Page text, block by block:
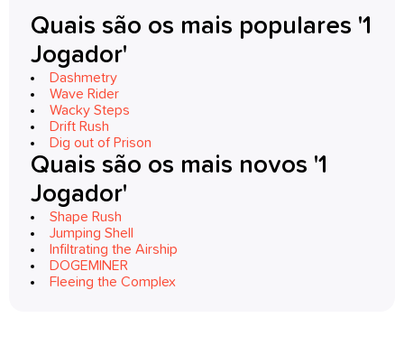
Quais são os mais populares '1
Jogador'
Dashmetry
Wave Rider
Wacky Steps
Drift Rush
Dig out of Prison
Quais são os mais novos '1
Jogador'
Shape Rush
Jumping Shell
Infiltrating the Airship
DOGEMINER
Fleeing the Complex